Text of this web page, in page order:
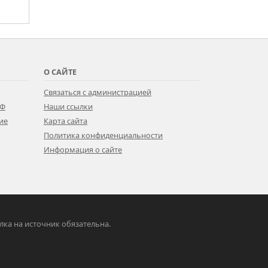
О САЙТЕ
Связаться с администрацией
Наши ссылки
Карта сайта
Политика конфиденциальности
Информация о сайте
на источник обязательна.